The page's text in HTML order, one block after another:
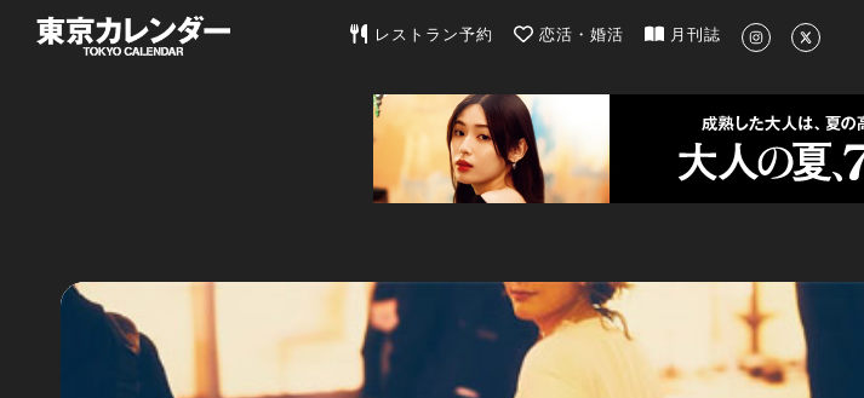
東京カレンダー | 最新のグルメ、洗練されたライフスタイル情報
レストラン予約 恋活・婚活 月刊誌